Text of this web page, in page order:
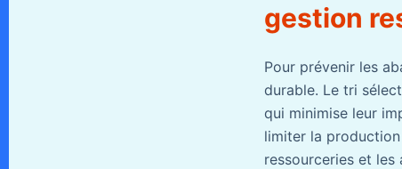
gestion
Pour prévenir les
durable. Le tri
qui minimise leur
limiter la
ressourceries et